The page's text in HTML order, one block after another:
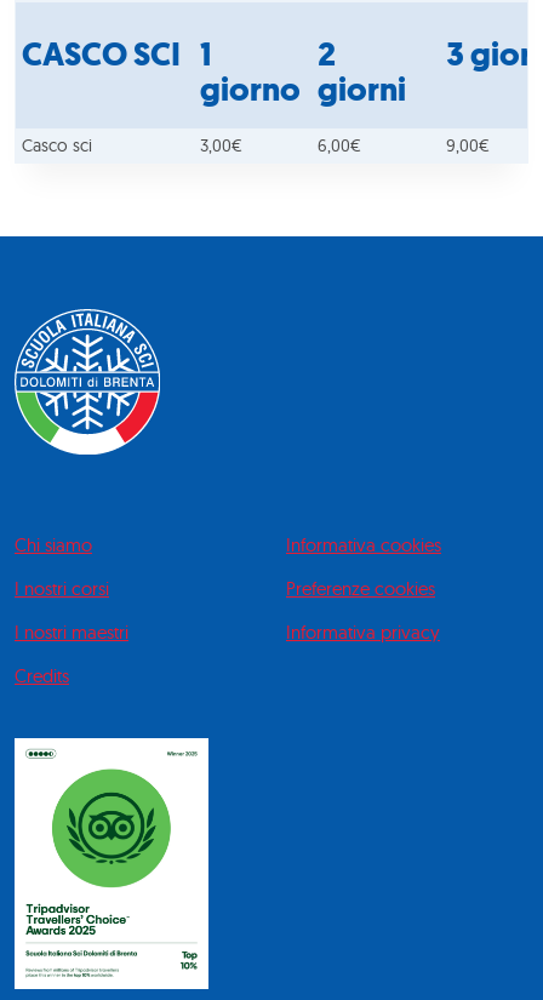
CASCO SCI 1
giorno
2
giorni
3
Casco sci 3,00€ 6,00€ 9,00€
Chi siamo
I nostri corsi
I nostri maestri
Credits
Informativa cookies
Preferenze cookies
Informativa privacy